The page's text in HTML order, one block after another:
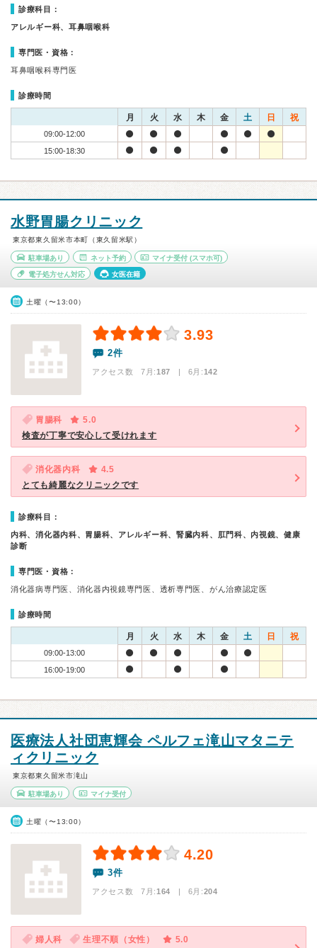
診療科目：
アレルギー科、耳鼻咽喉科
専門医・資格：
耳鼻咽喉科専門医
診療時間
月 火 水 木 金 土 日 祝
09:00-12:00
15:00-18:30
水野胃腸クリニック
東京都東久留米市本町（東久留米駅）
駐車場あり ネット予約 マイナ受付 (スマホ可)
電子処方せん対応 女医在籍
土曜（〜13:00）
3.93
2件
アクセス数 7月:187 | 6月:142
胃腸科
5.0
検査が丁寧で安心して受けれます
消化器内科
4.5
とても綺麗なクリニックです
診療科目：
内科、消化器内科、胃腸科、アレルギー科、腎臓内科、肛門科、内視鏡、健康
診断
専門医・資格：
消化器病専門医、消化器内視鏡専門医、透析専門医、がん治療認定医
診療時間
月 火 水 木 金 土 日 祝
09:00-13:00
16:00-19:00
医療法人社団恵輝会 ペルフェ滝山マタニテ
ィクリニック
東京都東久留米市滝山
駐車場あり マイナ受付
土曜（〜13:00）
4.20
3件
アクセス数 7月:164 | 6月:204
婦人科 生理不順（女性）
5.0